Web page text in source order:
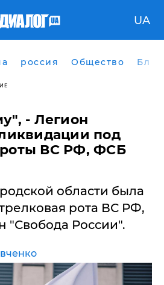
UA
россия Общество
- Легион
под
ВС РФ, ФСБ
области была
рота ВС РФ,
"Свобода России".